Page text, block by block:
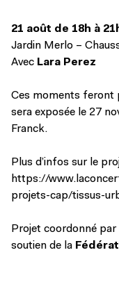
21 août de 18h à
Jardin Merlo –
Avec Lara Perez
Ces moments feront
sera exposée le 27
Franck.
Plus d’infos sur le
https://
projets-cap/tissus-
Projet coordonné par
soutien de la